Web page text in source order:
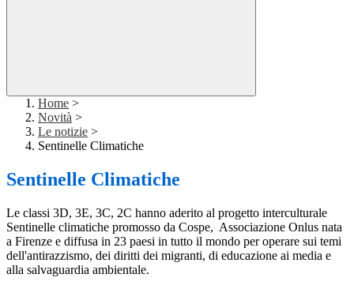
Home >
Novità >
Le notizie >
Sentinelle Climatiche
Sentinelle Climatiche
Le classi 3D, 3E, 3C, 2C hanno aderito al progetto interculturale
Sentinelle climatiche promosso da Cospe, Associazione Onlus nata
a Firenze e diffusa in 23 paesi in tutto il mondo per operare sui temi
dell'antirazzismo, dei diritti dei migranti, di educazione ai media e
alla salvaguardia ambientale.